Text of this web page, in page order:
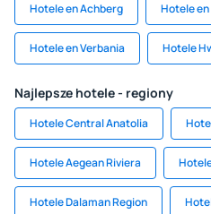
Hotele en Achberg Hotele
Hotele en Verbania Hotele
Najlepsze hotele - regiony
Hotele Central Anatolia
Hotele Aegean Riviera
Hotele Dalaman Region